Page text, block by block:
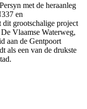
met de heraanleg
en
grootschalige project
Vlaamse Waterweg,
aan de Gentpoort
als een van de drukste